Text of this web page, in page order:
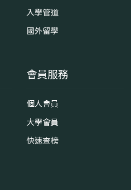
入學管道
國外留學
會員服務
個人會員
大學會員
快速查榜